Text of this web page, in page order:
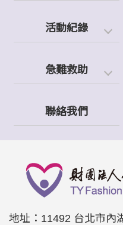
活動紀錄
急難救助
聯絡我們
地址： 11492 台北市內